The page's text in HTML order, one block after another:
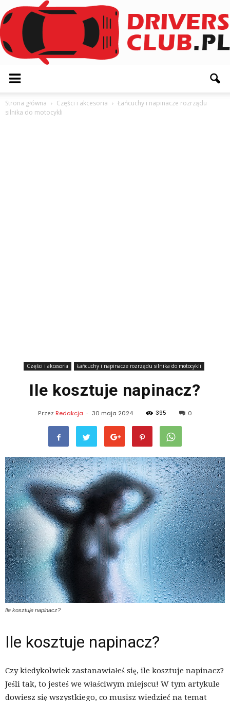
Strona główna Części i akcesoria
Łańcuchy i napinacze rozrządu
silnika do motocykli
Części i akcesoria Łańcuchy i napinacze rozrządu silnika do motocykli
Ile kosztuje napinacz?
Przez Redakcja - 30 maja 2024 395 0
Ile kosztuje napinacz?
Ile kosztuje napinacz?
Czy kiedykolwiek zastanawiałeś się, ile kosztuje napinacz?
Jeśli tak, to jesteś we właściwym miejscu! W tym artykule
dowiesz się wszystkiego, co musisz wiedzieć na temat